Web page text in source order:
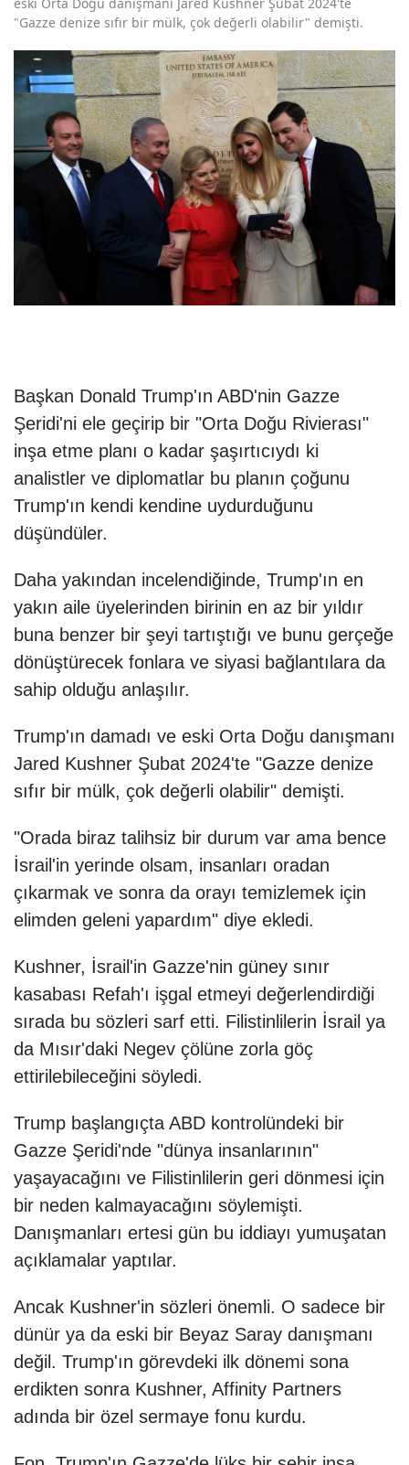
"Gazze denize sıfır bir mülk, çok değerli olabilir" demişti.
Başkan Donald Trump'ın ABD'nin Gazze
Şeridi'ni ele geçirip bir "Orta Doğu Rivierası"
inşa etme planı o kadar şaşırtıcıydı ki
analistler ve diplomatlar bu planın çoğunu
Trump'ın kendi kendine uydurduğunu
düşündüler.
Daha yakından incelendiğinde, Trump'ın en
yakın aile üyelerinden birinin en az bir yıldır
buna benzer bir şeyi tartıştığı ve bunu gerçeğe
dönüştürecek fonlara ve siyasi bağlantılara da
sahip olduğu anlaşılır.
Trump'ın damadı ve eski Orta Doğu danışmanı
Jared Kushner Şubat 2024'te "Gazze denize
sıfır bir mülk, çok değerli olabilir" demişti.
"Orada biraz talihsiz bir durum var ama bence
İsrail'in yerinde olsam, insanları oradan
çıkarmak ve sonra da orayı temizlemek için
elimden geleni yapardım" diye ekledi.
Kushner, İsrail'in Gazze'nin güney sınır
kasabası Refah'ı işgal etmeyi değerlendirdiği
sırada bu sözleri sarf etti. Filistinlilerin İsrail ya
da Mısır'daki Negev çölüne zorla göç
ettirilebileceğini söyledi.
Trump başlangıçta ABD kontrolündeki bir
Gazze Şeridi'nde "dünya insanlarının"
yaşayacağını ve Filistinlilerin geri dönmesi için
bir neden kalmayacağını söylemişti.
Danışmanları ertesi gün bu iddiayı yumuşatan
açıklamalar yaptılar.
Ancak Kushner'in sözleri önemli. O sadece bir
dünür ya da eski bir Beyaz Saray danışmanı
değil. Trump'ın görevdeki ilk dönemi sona
erdikten sonra Kushner, Affinity Partners
adında bir özel sermaye fonu kurdu.